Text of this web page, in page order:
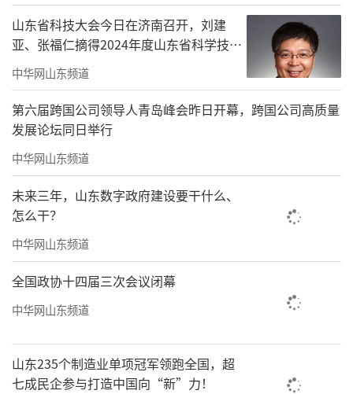
95%以上学员认可实用性，还促成62家企业与
服务商签署合作备忘录，切实解决企业在物
流、融资、合规等方面的一系列实际问题。
启示思考
资源整合是平台核心竞争力。德州市贸促
会统筹政府、金融、物流等多方资源，打破服
务壁垒，形成协同效应，这证明了只有汇聚优
质资源，才能为企业提供全方位支撑，解决外
贸服务分散的问题。
精准服务是平台发展关键。平台按企业发
展阶段定制服务、依据企业需求策划活动，精
贸服务需立足企业实际，提供个性化、针对性
方案，才能切实助力企业发展。
山东省科技大会今日在济南召开，刘建
亚、张福仁摘得2024年度山东省科学技术
奖最高奖！
中华网山东频道
第六届跨国公司领导人青岛峰会昨日开幕，跨国公司高质量
发展论坛同日举行
中华网山东频道
未来三年，山东数字政府建设要干什么、
怎么干？
中华网山东频道
全国政协十四届三次会议闭幕
中华网山东频道
山东235个制造业单项冠军领跑全国，超
七成民企参与打造中国向“新”力！